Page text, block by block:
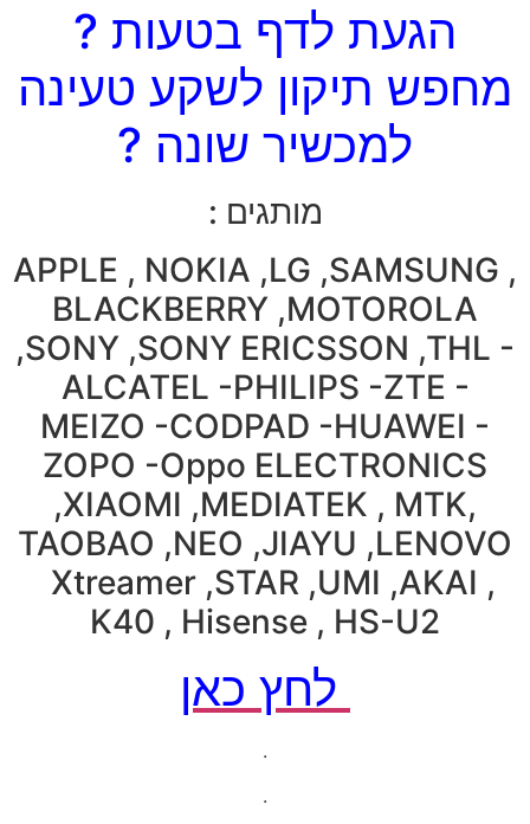
הגעת לדף בטעות ?
מחפש תיקון לשקע טעינה
למכשיר שונה ?
מותגים :
APPLE , NOKIA ,LG ,SAMSUNG ,
BLACKBERRY ,MOTOROLA
,SONY ,SONY ERICSSON ,THL -
ALCATEL -PHILIPS -ZTE -
MEIZO -CODPAD -HUAWEI -
ZOPO -Oppo ELECTRONICS
,XIAOMI ,MEDIATEK , MTK,
TAOBAO ,NEO ,JIAYU ,LENOVO
Xtreamer ,STAR ,UMI ,AKAI ,
K40 , Hisense , HS-U2
לחץ כאן
.
.